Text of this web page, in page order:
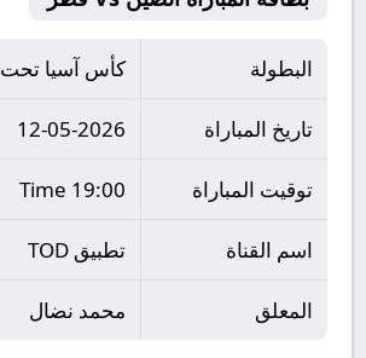
البطولة كأس آسيا تحت 17 سنة
تاريخ المباراة 12-05-2026
توقيت المباراة 19:00 Time
اسم القناة تطبيق TOD
المعلق محمد نضال